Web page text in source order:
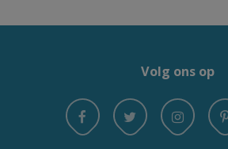
Volg ons op